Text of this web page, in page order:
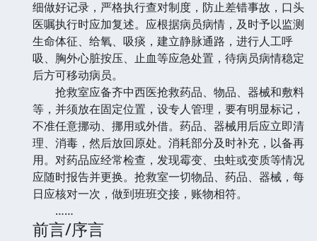
细做好记录，严格执行查对制度，防止差错事故，口头
医嘱执行时应加复述。应根据病员病情，及时予以监测
生命体征、给氧、吸痰，建立静脉通路，进行人工呼
吸、胸外心脏按压、止血等应急处置，待病员病情稳定
后方可移动病员。
抢救室应备齐中西医抢救药品、物品、器械和敷料
等，并须放在固定位置，设专人管理，要有明显标记，
不准任意挪动、挪用或外借。药品、器械用后应立即清
理、消毒，然后放回原处。消耗部分及时补充，以备再
用。对药品应经常检查，发现霉变、虫蛀或变质等情况
应随时报告并更换。抢救室一切物品、药品、器械，每
日应核对一次，做到班班交接，账物相符。
……
前言/序言